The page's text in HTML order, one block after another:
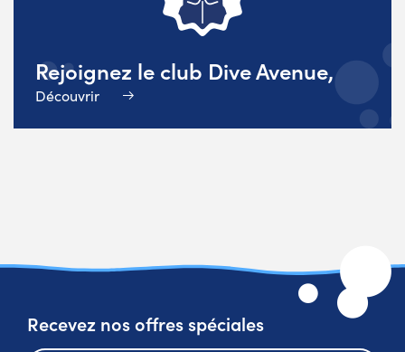
Rejoignez le club Dive Avenue,
Découvrir
Recevez nos offres spéciales